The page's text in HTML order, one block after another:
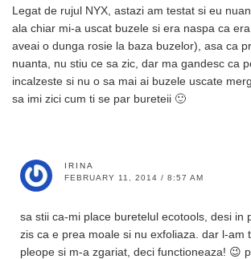
Legat de rujul NYX, astazi am testat si eu
ala chiar mi-a uscat buzele si era naspa ca
aveai o dunga rosie la baza buzelor), asa ca
nuanta, nu stiu ce sa zic, dar ma gandesc ca
incalzeste si nu o sa mai ai buzele uscate
sa imi zici cum ti se par bureteii 🙂
IRINA
FEBRUARY 11, 2014 / 8:57 AM
sa stii ca-mi place buretelul ecotools, desi in
zis ca e prea moale si nu exfoliaza. dar l-am
pleope si m-a zgariat, deci functioneaza! 😉